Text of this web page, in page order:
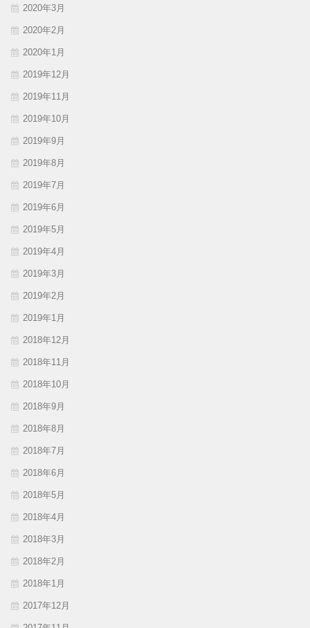
2020年3月
2020年2月
2020年1月
2019年12月
2019年11月
2019年10月
2019年9月
2019年8月
2019年7月
2019年6月
2019年5月
2019年4月
2019年3月
2019年2月
2019年1月
2018年12月
2018年11月
2018年10月
2018年9月
2018年8月
2018年7月
2018年6月
2018年5月
2018年4月
2018年3月
2018年2月
2018年1月
2017年12月